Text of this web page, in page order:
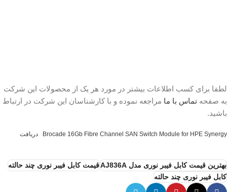
لطفا برای کسب اطلاعات بیشتر در مورد هر یک از محصولات این شرکت
به صفحه تماس با ما مراجعه نموده و با کارشناسان این شرکت در ارتباط
باشید.
Brocade 16Gb Fibre Channel SAN Switch Module for HPE Synergy دریافت
بهترین قیمت کابل فیبر نوری مدل AJ836A
قیمت کابل فیبر نوری چند حالته
کابل فیبر نوری چند حالته